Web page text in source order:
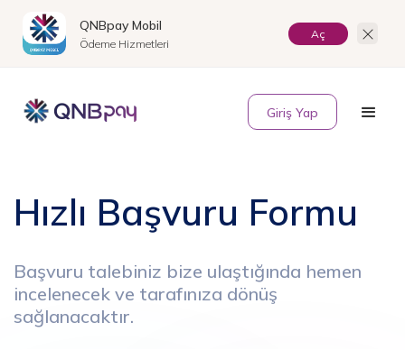
QNBpay Mobil
Ödeme Hizmetleri
Aç
EN
Giriş Yap
Hızlı Başvuru Formu
Başvuru talebiniz bize ulaştığında hemen
incelenecek ve tarafınıza dönüş
sağlanacaktır.